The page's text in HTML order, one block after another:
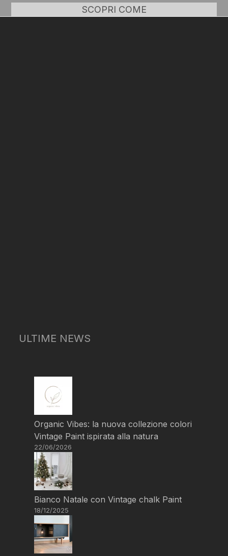
SCOPRI COME
ULTIME NEWS
Organic Vibes: la nuova collezione colori
Vintage Paint ispirata alla natura
22/06/2026
Bianco Natale con Vintage chalk Paint
18/12/2025